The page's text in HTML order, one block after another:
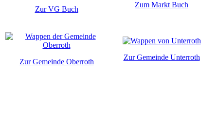
Zur VG Buch
Zum Markt Buch
Zur Gemeinde Oberroth
Zur Gemeinde Unterroth